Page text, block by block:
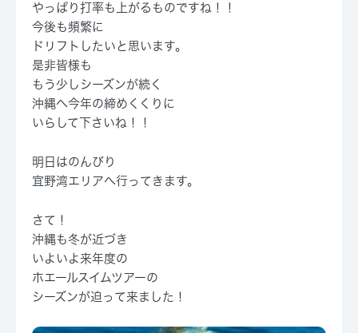
やっぱり打率も上がるものですね！！
今後も頻繁に
ドリフトしたいと思います。
是非皆様も
もう少しシーズンが続く
沖縄へ今年の締めくくりに
いらして下さいね！！
明日はのんびり
宜野湾エリアへ行ってきます。
さて！
沖縄も冬が近づき
いよいよ来年度の
ホエールスイムツアーの
シーズンが迫って来ました！